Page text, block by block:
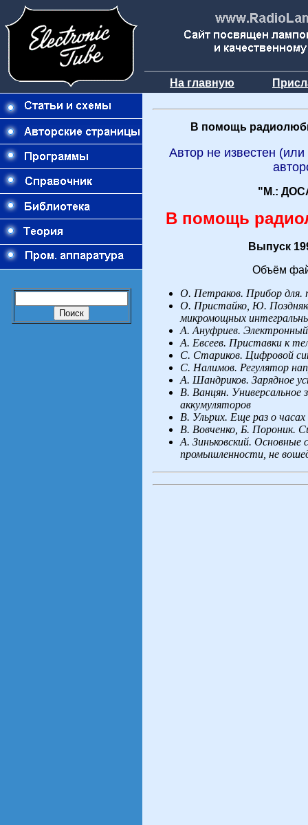
На главную
В помощь
Автор не известен
"М.:
В помощь
Выпуск
Объём
О. Петраков. Прибор для.
О. Пристайко, Ю.
микромощных
А. Ануфриев. Электронный
А. Евсеев. Приставки к
С. Стариков. Цифровой
С. Налимов. Регулятор
А. Шандриков. Зарядное
В. Ванцян. Универсальное
аккумуляторов
В. Ульрих. Еще раз о часах
В. Вовченко, Б. Пороник.
А. Зиньковский. Основные
промышленности, не